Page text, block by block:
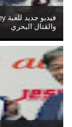
والقتال البحري